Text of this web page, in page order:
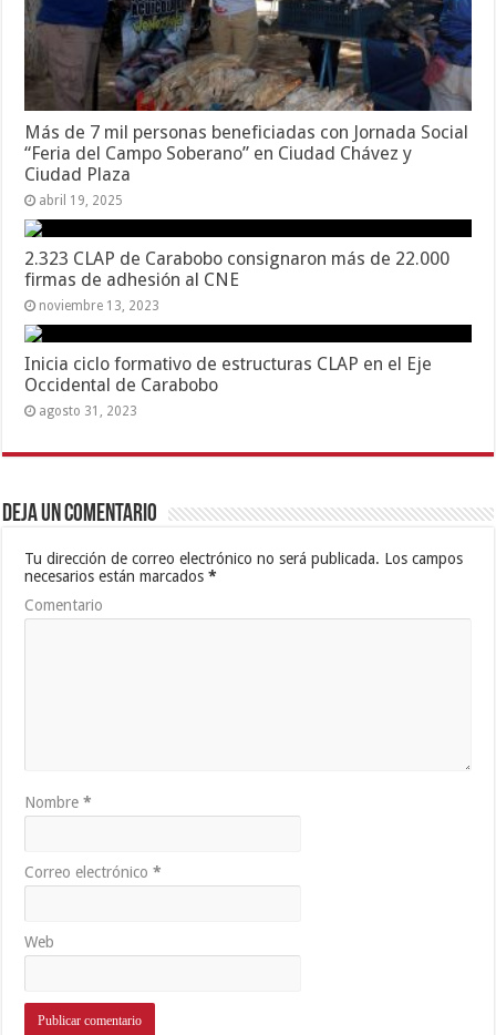
Más de 7 mil personas beneficiadas con Jornada Social
“Feria del Campo Soberano” en Ciudad Chávez y
Ciudad Plaza
abril 19, 2025
2.323 CLAP de Carabobo consignaron más de 22.000
firmas de adhesión al CNE
noviembre 13, 2023
Inicia ciclo formativo de estructuras CLAP en el Eje
Occidental de Carabobo
agosto 31, 2023
Deja un comentario
Tu dirección de correo electrónico no será publicada. Los campos
necesarios están marcados*
Comentario
Nombre*
Correo electrónico*
Web